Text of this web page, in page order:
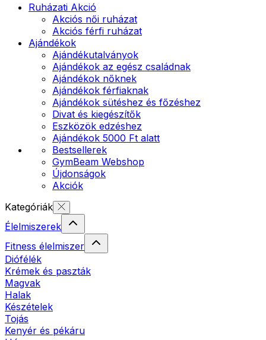
Ruházati Akció
Akciós női ruházat
Akciós férfi ruházat
Ajándékok
Ajándékutalványok
Ajándékok az egész családnak
Ajándékok nőknek
Ajándékok férfiaknak
Ajándékok sütéshez és főzéshez
Divat és kiegészítők
Eszközök edzéshez
Ajándékok 5000 Ft alatt
Bestsellerek
GymBeam Webshop
Újdonságok
Akciók
Kategóriák
Élelmiszerek
Fitness élelmiszer
Diófélék
Krémek és paszták
Magvak
Halak
Készételek
Tojás
Kenyér és pékáru